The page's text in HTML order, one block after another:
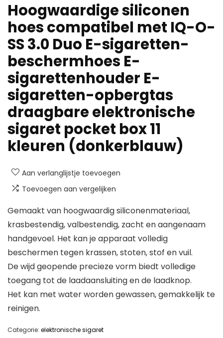
Hoogwaardige siliconen
hoes compatibel met IQ-O-
SS 3.0 Duo E-sigaretten-
beschermhoes E-
sigarettenhouder E-
sigaretten-opbergtas
draagbare elektronische
sigaret pocket box 11
kleuren (donkerblauw)
Aan verlanglijstje toevoegen
Toevoegen aan vergelijken
Gemaakt van hoogwaardig siliconenmateriaal,
krasbestendig, valbestendig, zacht en aangenaam
handgevoel. Het kan je apparaat volledig
beschermen tegen krassen, stoten, stof en vuil.
De wijd geopende precieze vorm biedt volledige
toegang tot de laadaansluiting en de laadknop.
Het kan met water worden gewassen, gemakkelijk te
reinigen.
Categorie: elektronische sigaret